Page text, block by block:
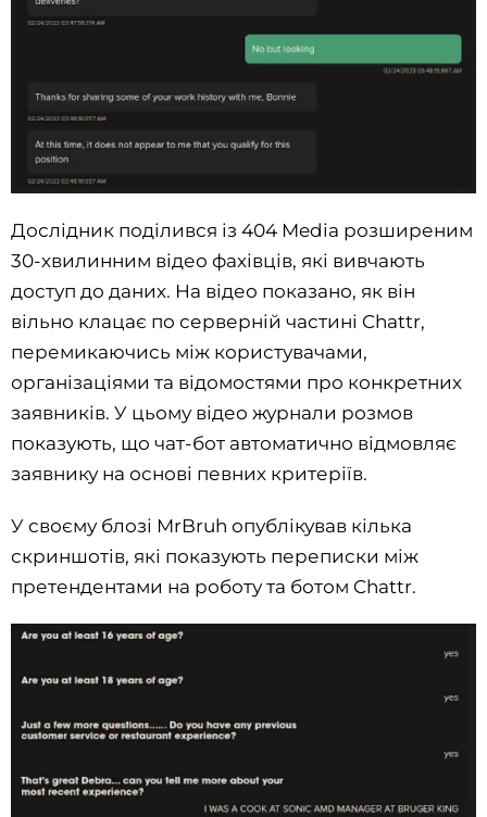
Дослідник поділився із 404 Media розширеним
30-хвилинним відео фахівців, які вивчають
доступ до даних. На відео показано, як він
вільно клацає по серверній частині Chattr,
перемикаючись між користувачами,
організаціями та відомостями про конкретних
заявників. У цьому відео журнали розмов
показують, що чат-бот автоматично відмовляє
заявнику на основі певних критеріїв.
У своєму блозі MrBruh опублікував кілька
скриншотів, які показують переписки між
претендентами на роботу та ботом Chattr.